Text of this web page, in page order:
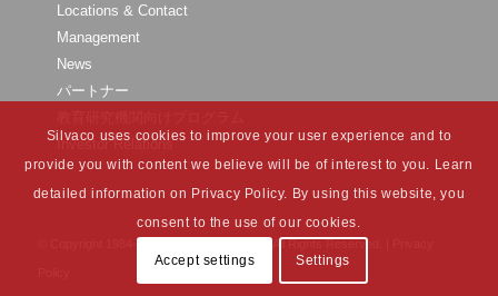
Locations & Contact
Management
News
パートナー
Investor Relations
2026 Silvaco Group, Inc. All Rights Reserved. |
Silvaco uses cookies to improve your user experience and to
provide you with content we believe will be of interest to you. Learn
detailed information on Privacy Policy. By using this website, you
consent to the use of our cookies.
Accept settings Settings